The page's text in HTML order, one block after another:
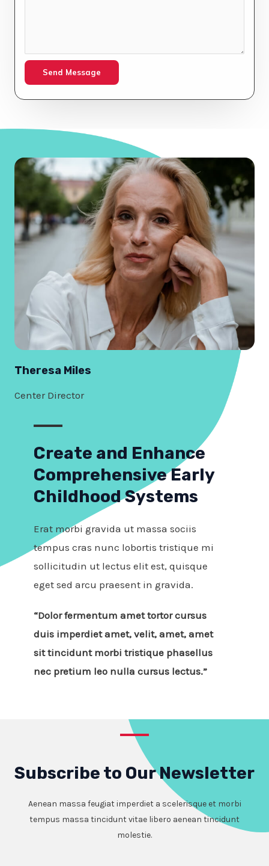
Send Message
Theresa Miles
Center Director
Create and Enhance
Comprehensive Early
Childhood Systems
Erat morbi gravida ut massa sociis
tempus cras nunc lobortis tristique mi
sollicitudin ut lectus elit est, quisque
eget sed arcu praesent in gravida.
“Dolor fermentum amet tortor cursus
duis imperdiet amet, velit, amet, amet
sit tincidunt morbi tristique phasellus
nec pretium leo nulla cursus lectus.”
Subscribe to Our Newsletter
Aenean massa feugiat imperdiet a scelerisque et morbi
tempus massa tincidunt vitae libero aenean tincidunt
molestie.